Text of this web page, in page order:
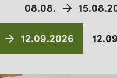
08.08.
12.09.2026